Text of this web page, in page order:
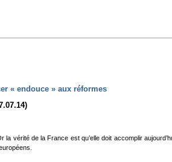
« endouce » aux réformes
vérité de la France est qu’elle doit accomplir